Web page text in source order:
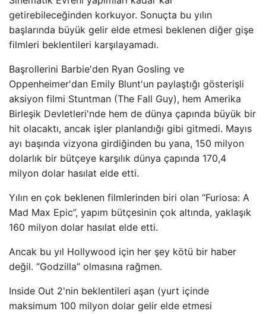
getirebileceğinden korkuyor. Sonuçta bu yılın
başlarında büyük gelir elde etmesi beklenen diğer gişe
filmleri beklentileri karşılayamadı.
Başrollerini Barbie'den Ryan Gosling ve
Oppenheimer'dan Emily Blunt'un paylaştığı gösterişli
aksiyon filmi Stuntman (The Fall Guy), hem Amerika
Birleşik Devletleri'nde hem de dünya çapında büyük bir
hit olacaktı, ancak işler planlandığı gibi gitmedi. Mayıs
ayı başında vizyona girdiğinden bu yana, 150 milyon
dolarlık bir bütçeye karşılık dünya çapında 170,4
milyon dolar hasılat elde etti.
Yılın en çok beklenen filmlerinden biri olan “Furiosa: A
Mad Max Epic”, yapım bütçesinin çok altında, yaklaşık
160 milyon dolar hasılat elde etti.
Ancak bu yıl Hollywood için her şey kötü bir haber
değil. “Godzilla” olmasına rağmen.
Inside Out 2'nin beklentileri aşan (yurt içinde
maksimum 100 milyon dolar gelir elde etmesi